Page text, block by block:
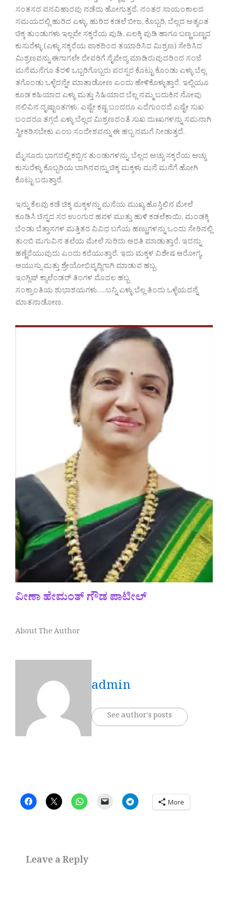
ಸಂತಸದ ವನವಿಹಾರವು ನಡೆದು ಹೋಗುತ್ತದೆ. ನಂತರ ಸಾಯಂಕಾಲದ
ಸಮಯದಲ್ಲಿ ಹುರಿದ ಎಳ್ಳು, ಹುರಿದ ಕಡಲೆ ಬೀಜ, ಕೊಬ್ಬರಿ, ಬೆಲ್ಲದ ಅತ್ಯಂತ
ಚಿಕ್ಕ ತುಂಡುಗಳು ಇಲ್ಲವೇ ಸಕ್ಕರೆಯ ಪುಡಿ, ಏಲಕ್ಕಿ ಪುಡಿ ಹಾಗೂ ಬಣ್ಣ ಬಣ್ಣದ
ಕುಸುರೆಳ್ಳು (ಎಳ್ಳು ಸಕ್ಕರೆಯ ಪಾಕದಿಂದ ತಯಾರಿಸಿದ ಮಿಶ್ರಣ) ಸೇರಿಸಿದ
ಮಿಶ್ರಣವನ್ನು ಈಗಾಗಲೇ ದೇವರಿಗೆ ನೈವೇದ್ಯ ಮಾಡಿರುವುದರಿಂದ ಸಂಜೆ
ಮನೆಮನೆಗೂ ತೆರಳಿ ಒಬ್ಬರಿಗೊಬ್ಬರು ಪರಸ್ಪರ ಕೊಟ್ಟು ಕೊಂಡು ಎಳ್ಳು ಬೆಲ್ಲ
ತಗೊಂಡು ಒಳ್ಳೆದನ್ನೇ ಮಾತಾಡೋಣ ಎಂದು ಹೇಳಿಕೊಳ್ಳುತ್ತಾರೆ. ಇಲ್ಲಿಯೂ
ಕೂಡ ಕಹಿಯಾದ ಎಳ್ಳು ಮತ್ತು ಸಿಹಿಯಾದ ಬೆಲ್ಲ ನಮ್ಮ ಬದುಕಿನ ನೋವು
ನಲಿವಿನ ದೃಷ್ಟಾಂತಗಳು. ಎಷ್ಟೇ ಕಷ್ಟ ಬಂದರೂ ಎದೆಗುಂದದೆ ಎಷ್ಟೇ ಸುಖ
ಬಂದರೂ ತಗ್ಗದೆ ಎಳ್ಳು ಬೆಲ್ಲದ ಮಿಶ್ರಣದಂತೆ ಸುಖ ದುಃಖಗಳನ್ನು ಸಮನಾಗಿ
ಸ್ವೀಕರಿಸಬೇಕು ಎಂಬ ಸಂದೇಶವನ್ನು ಈ ಹಬ್ಬ ನಮಗೆ ನೀಡುತ್ತದೆ.
ಮೈಸೂರು ಭಾಗದಲ್ಲಿ ಕಬ್ಬಿನ ತುಂಡುಗಳನ್ನು, ಬೆಲ್ಲದ ಅಚ್ಚು ಸಕ್ಕರೆಯ ಅಚ್ಚು
ಕುಸುರೆಳ್ಳು ಕೊಬ್ಬರಿಯ ಬಾಗಿನವನ್ನು ಚಿಕ್ಕ ಮಕ್ಕಳು ಮನೆ ಮನೆಗೆ ಹೋಗಿ
ಕೊಟ್ಟು ಬರುತ್ತಾರೆ.
ಇನ್ನು ಕೆಲವು ಕಡೆ ಚಿಕ್ಕ ಮಕ್ಕಳನ್ನು ಮನೆಯ ಮುಖ್ಯ ಹೊಸ್ತಿಲಿನ ಮೇಲೆ
ಕೂಡಿಸಿ ಚಿನ್ನದ ಸರ ಉಂಗುರ ಹವಳ ಮುತ್ತು ಹುಳಿ ಕಡಲೆಕಾಯಿ, ಮಂಡಕ್ಕಿ
ಬೆಂಡು ಬೆತ್ತಾಸಗಳ ಮತ್ತಿತರ ವಿವಿಧ ಬಗೆಯ ಹಣ್ಣುಗಳನ್ನು ಒಂದು ಸೇರಿನಲ್ಲಿ
ತುಂಬಿ ಮಗುವಿನ ತಲೆಯ ಮೇಲೆ ಸುರಿದು ಆರತಿ ಮಾಡುತ್ತಾರೆ. ಇದನ್ನು
ಹಣ್ಣೆರೆಯುವುದು ಎಂದು ಕರೆಯುತ್ತಾರೆ. ಇದು ಮಕ್ಕಳ ವಿಶೇಷ ಆರೋಗ್ಯ,
ಆಯುಸ್ಸು ಮತ್ತು ಶ್ರೇಯೋಭಿವೃದ್ಧಿಗಾಗಿ ಮಾಡುವ ಹಬ್ಬ.
ಇಂಗ್ಲಿಷ್ ಕ್ಯಾಲೆಂಡರ್ ತಿಂಗಳ ಮೊದಲ ಹಬ್ಬ
ಸಂಕ್ರಾಂತಿಯ ಶುಭಾಶಯಗಳು…..ಬನ್ನಿ ಎಳ್ಳು ಬೆಲ್ಲ ತಿಂದು ಒಳ್ಳೆಯದನ್ನೆ
ಮಾತನಾಡೋಣ.
ವೀಣಾ ಹೇಮಂತ್ ಗೌಡ ಪಾಟೀಲ್
About The Author
admin
See author's posts
More
Leave a Reply